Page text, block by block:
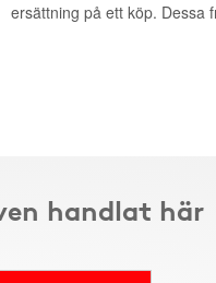
ersättning på ett köp. Dessa
handlat här